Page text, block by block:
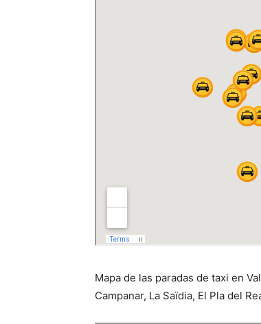
Mapa de las paradas de taxi en
Campanar, La Saïdia, El Pla del